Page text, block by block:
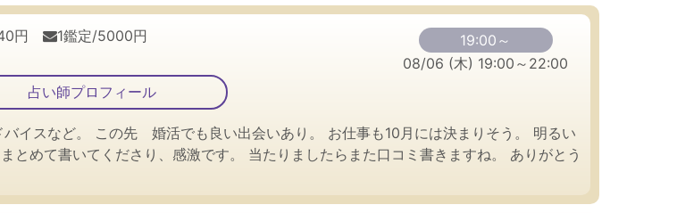
19:00～
08/06 (木) 19:00～22:00
円 1鑑定/5000円
占い師プロフィール
イスなど。 この先 婚活でも良い出会いあり。 お仕事も10月には決まりそう。 明るい
とめて書いてくださり、感激です。 当たりましたらまた口コミ書きますね。 ありがとう